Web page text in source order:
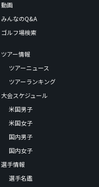
動画
みんなのQ&A
ゴルフ場検索
ツアー情報
ツアーニュース
ツアーランキング
大会スケジュール
米国男子
米国女子
国内男子
国内女子
選手情報
選手名鑑